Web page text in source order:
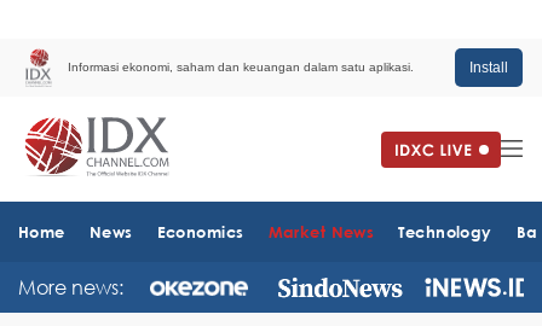
Informasi ekonomi, saham dan keuangan dalam satu aplikasi. Install
Home News Economics Market News Technology
More news: